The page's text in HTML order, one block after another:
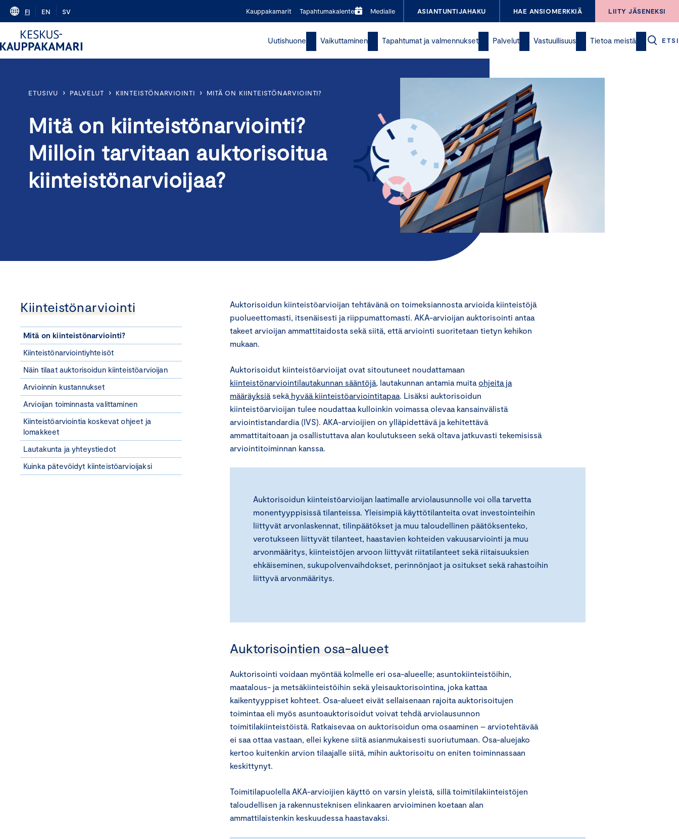
Skip
content
FI EN SV Kauppakamarit Tapahtumakalenteri Medialle ASIANTUNTIJAHAKU HAE ANSIOMERKKIÄ LIITY JÄSENEKSI
Uutishuone Vaikuttaminen Tapahtumat ja valmennukset Palvelut Vastuullisuus Tietoa meistä ETSI
ETUSIVU › PALVELUT › KIINTEISTÖNARVIOINTI › MITÄ ON KIINTEISTÖNARVIOINTI?
Mitä on kiinteistönarviointi?
Milloin tarvitaan auktorisoitua
kiinteistönarvioijaa?
Kiinteistönarviointi
Mitä on kiinteistönarviointi?
Kiinteistönarviointiyhteisöt
Näin tilaat auktorisoidun kiinteistöarvioijan
Arvioinnin kustannukset
Arvioijan toiminnasta valittaminen
Kiinteistöarviointia koskevat ohjeet ja
lomakkeet
Lautakunta ja yhteystiedot
Kuinka pätevöidyt kiinteistöarvioijaksi
Auktorisoidun kiinteistöarvioijan tehtävänä on toimeksiannosta arvioida kiinteistöjä
puolueettomasti, itsenäisesti ja riippumattomasti. AKA-arvioijan auktorisointi antaa
takeet arvioijan ammattitaidosta sekä siitä, että arviointi suoritetaan tietyn kehikon
mukaan.
Auktorisoidut kiinteistöarvioijat ovat sitoutuneet noudattamaan
kiinteistönarviointilautakunnan sääntöjä , lautakunnan antamia muita ohjeita ja
määräyksiä sekä hyvää kiinteistöarviointitapaa . Lisäksi auktorisoidun
kiinteistöarvioijan tulee noudattaa kulloinkin voimassa olevaa kansainvälistä
arviointistandardia (IVS). AKA-arvioijien on ylläpidettävä ja kehitettävä
ammattitaitoaan ja osallistuttava alan koulutukseen sekä oltava jatkuvasti tekemisissä
arviointitoiminnan kanssa.
Auktorisoidun kiinteistöarvioijan laatimalle arviolausunnolle voi olla tarvetta
monentyyppisissä tilanteissa. Yleisimpiä käyttötilanteita ovat investointeihin
liittyvät arvonlaskennat, tilinpäätökset ja muu taloudellinen päätöksenteko,
verotukseen liittyvät tilanteet, haastavien kohteiden vakuusarviointi ja muu
arvonmääritys, kiinteistöjen arvoon liittyvät riitatilanteet sekä riitaisuuksien
ehkäiseminen, sukupolvenvaihdokset, perinnönjaot ja ositukset sekä rahastoihin
liittyvä arvonmääritys.
Auktorisointien osa-alueet
Auktorisointi voidaan myöntää kolmelle eri osa-alueelle; asuntokiinteistöihin,
maatalous- ja metsäkiinteistöihin sekä yleisauktorisointina, joka kattaa
kaikentyyppiset kohteet. Osa-alueet eivät sellaisenaan rajoita auktorisoitujen
toimintaa eli myös asuntoauktorisoidut voivat tehdä arviolausunnon
toimitilakiinteistöistä. Ratkaisevaa on auktorisoidun oma osaaminen – arviotehtävää
ei saa ottaa vastaan, ellei kykene siitä asianmukaisesti suoriutumaan. Osa-aluejako
kertoo kuitenkin arvion tilaajalle siitä, mihin auktorisoitu on eniten toiminnassaan
keskittynyt.
Toimitilapuolella AKA-arvioijien käyttö on varsin yleistä, sillä toimitilakiinteistöjen
taloudellisen ja rakennusteknisen elinkaaren arvioiminen koetaan alan
ammattilaistenkin keskuudessa haastavaksi.